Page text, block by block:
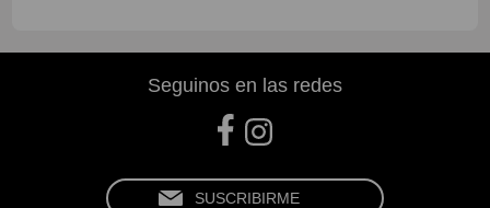
Seguinos en las redes